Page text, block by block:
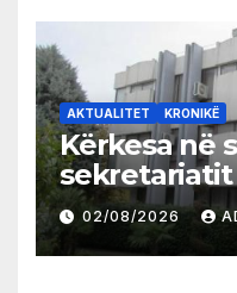
AKTUALITET KRONIKË
Kërkesa në
në gjuhën
02/08/2026